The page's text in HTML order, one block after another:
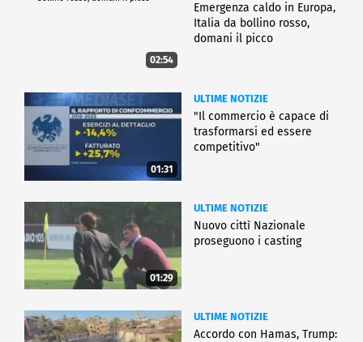
02:54
Emergenza caldo in Europa,
Italia da bollino rosso,
domani il picco
01:31
ULTIME NOTIZIE
"Il commercio è capace di
trasformarsi ed essere
competitivo"
01:29
ULTIME NOTIZIE
Nuovo cittì Nazionale
proseguono i casting
ULTIME NOTIZIE
Accordo con Hamas, Trump: